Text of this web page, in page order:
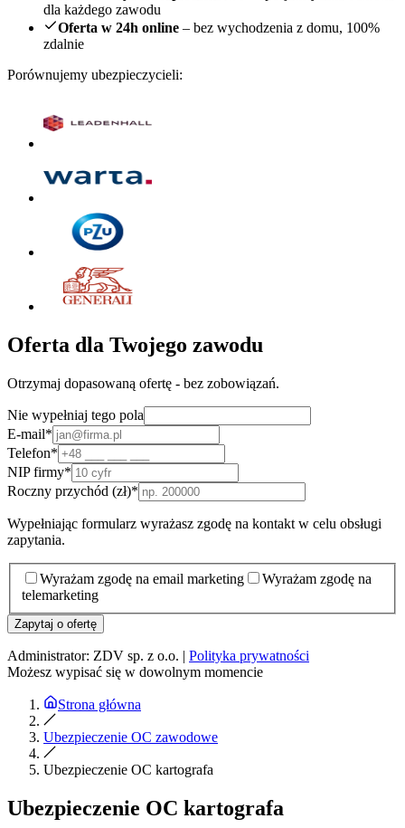
dla każdego zawodu
Oferta w 24h online – bez wychodzenia z domu, 100%
zdalnie
Porównujemy ubezpieczycieli:
Oferta dla Twojego zawodu
Otrzymaj dopasowaną ofertę - bez zobowiązań.
Nie wypełniaj tego pola
E-mail*
Telefon*
NIP firmy*
Roczny przychód (zł)*
Wypełniając formularz wyrażasz zgodę na kontakt w celu obsługi
zapytania.
Wyrażam zgodę na email marketing
Wyrażam zgodę na
telemarketing
Zapytaj o ofertę
Administrator: ZDV sp. z o.o. | Polityka prywatności
Możesz wypisać się w dowolnym momencie
Strona główna
Ubezpieczenie OC zawodowe
Ubezpieczenie OC kartografa
Ubezpieczenie OC kartografa